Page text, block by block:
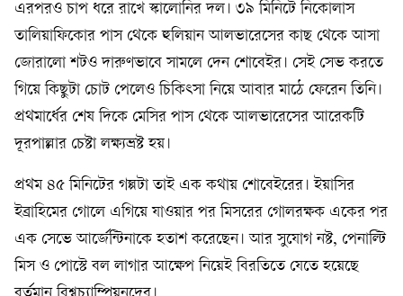
এরপরও চাপ ধরে রাখে স্কালোনির দল। ৩৯ মিনিটে নিকোলাস
তালিয়াফিকোর পাস থেকে হুলিয়ান আলভারেসের কাছ থেকে আসা
জোরালো শটও দারুণভাবে সামলে দেন শোবেইর। সেই সেভ করতে
গিয়ে কিছুটা চোট পেলেও চিকিৎসা নিয়ে আবার মাঠে ফেরেন তিনি।
প্রথমার্ধের শেষ দিকে মেসির পাস থেকে আলভারেসের আরেকটি
দূরপাল্লার চেষ্টা লক্ষ্যভ্রষ্ট হয়।
প্রথম ৪৫ মিনিটের গল্পটা তাই এক কথায় শোবেইরের। ইয়াসির
ইব্রাহিমের গোলে এগিয়ে যাওয়ার পর মিসরের গোলরক্ষক একের পর
এক সেভে আর্জেন্টিনাকে হতাশ করেছেন। আর সুযোগ নষ্ট, পেনাল্টি
মিস ও পোস্টে বল লাগার আক্ষেপ নিয়েই বিরতিতে যেতে হয়েছে